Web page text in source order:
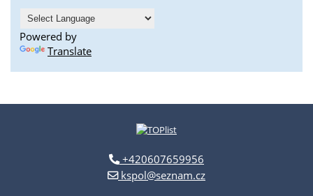
Powered by
Translate
+420607659956
kspol@seznam.cz